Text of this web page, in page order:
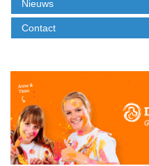
Nieuws
Contact